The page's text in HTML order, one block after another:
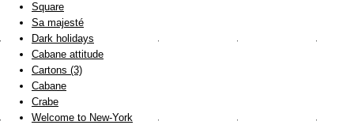
Square
Sa majesté
Dark holidays
Cabane attitude
Cartons (3)
Cabane
Crabe
Welcome to New-York